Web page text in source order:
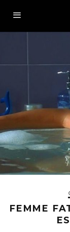
FEMME